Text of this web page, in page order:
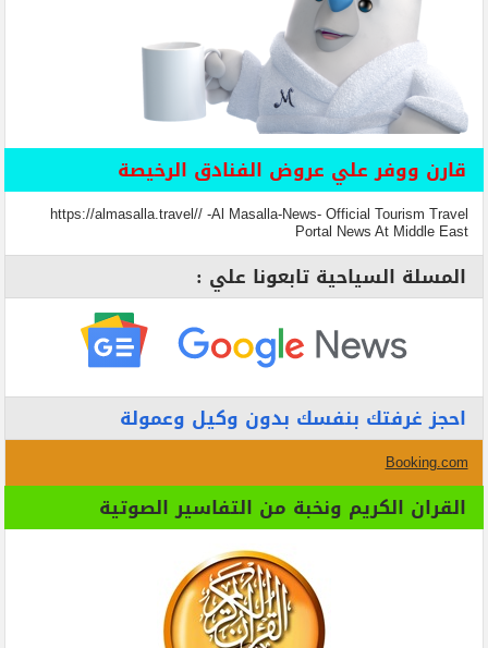
قارن ووفر علي عروض الفنادق الرخيصة
https://almasalla.travel// -Al Masalla-News- Official Tourism Travel
Portal News At Middle East
المسلة السياحية تابعونا علي :
احجز غرفتك بنفسك بدون وكيل وعمولة
Booking.com
القران الكريم ونخبة من التفاسير الصوتية